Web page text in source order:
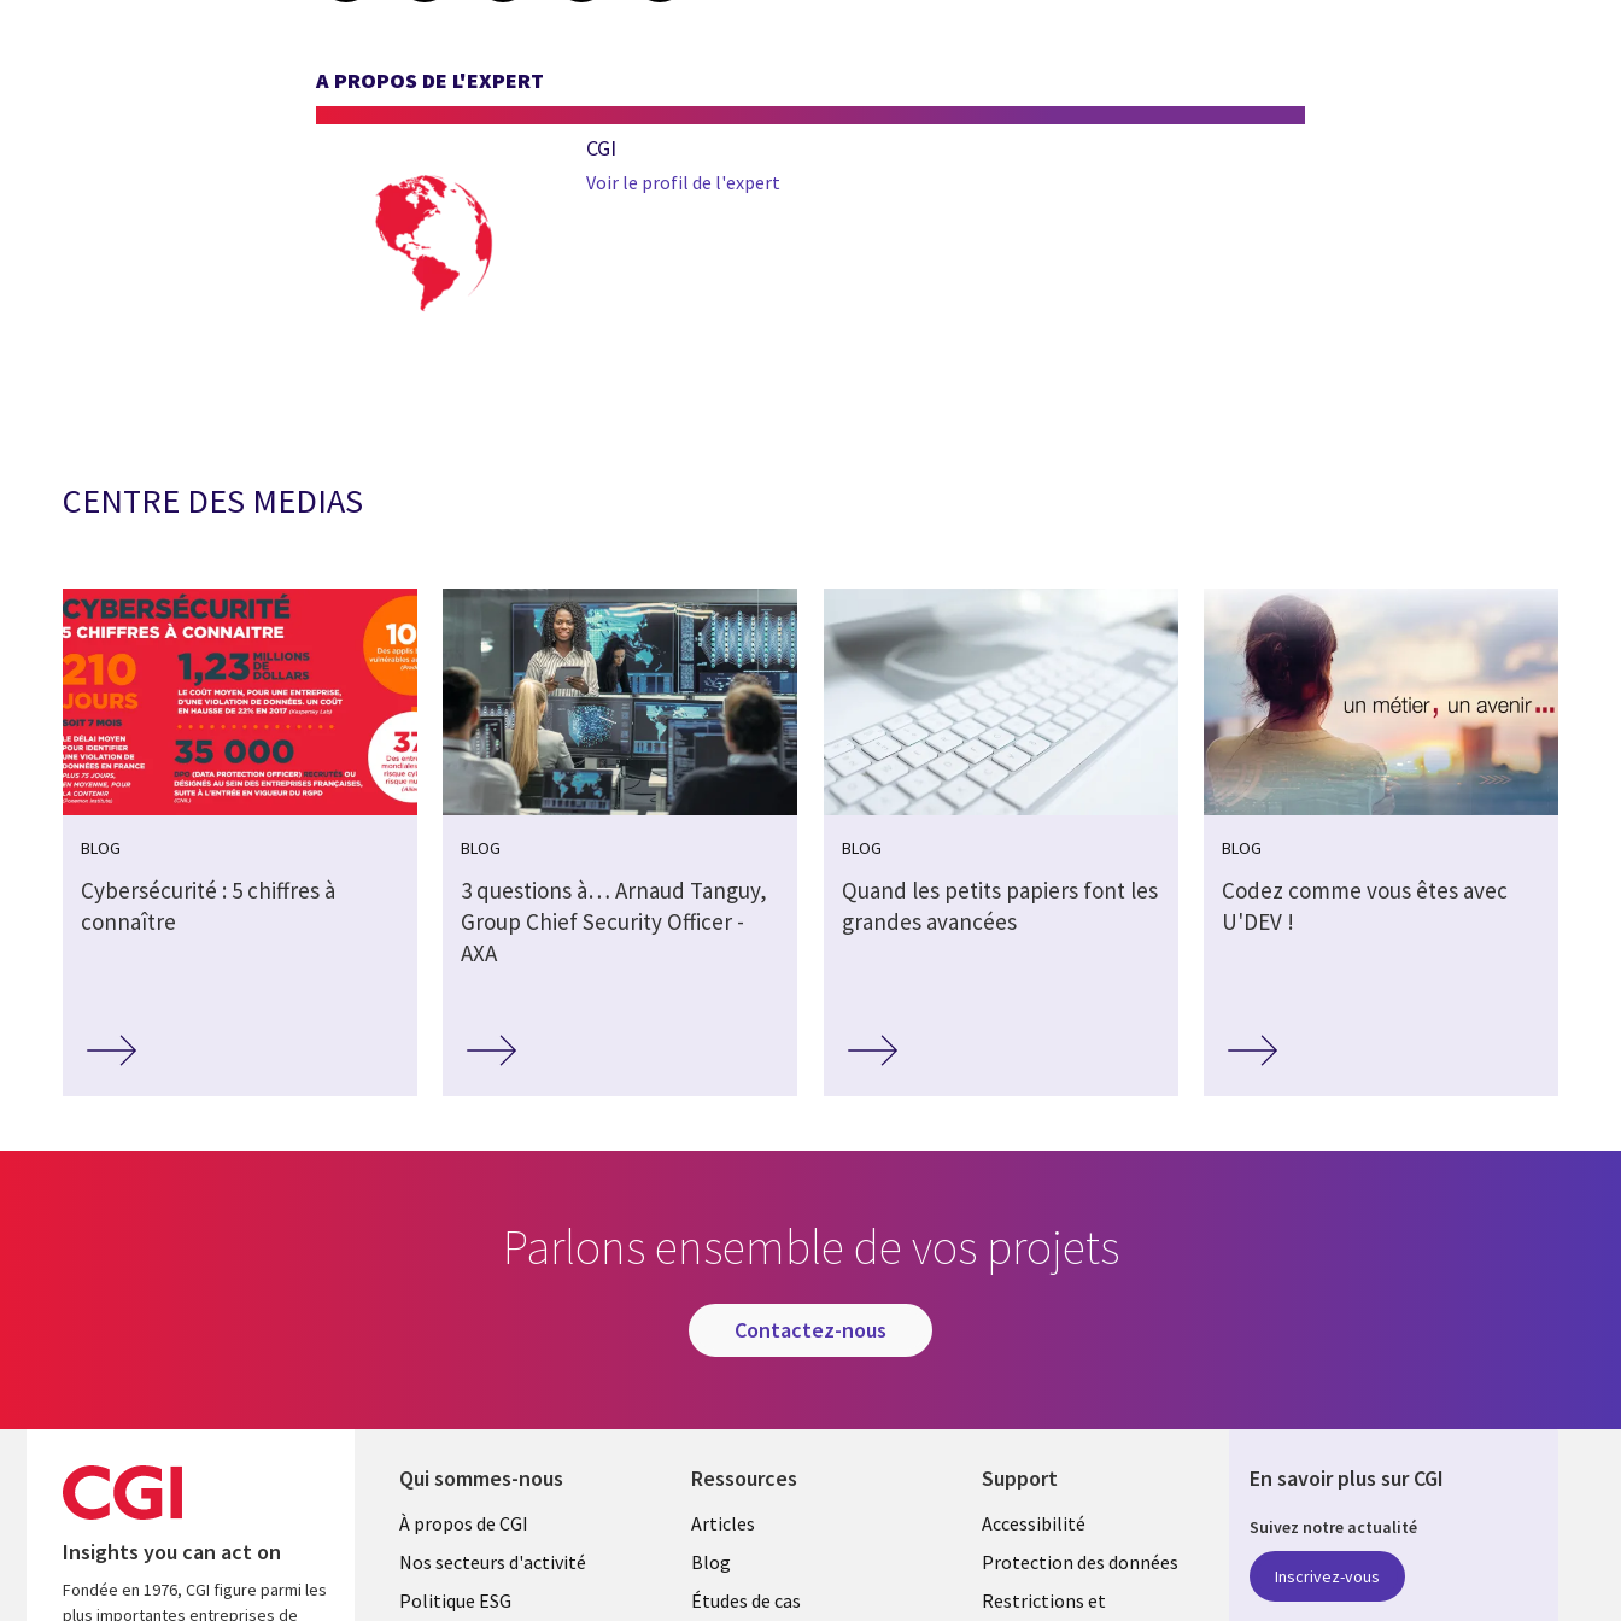
A PROPOS DE L'EXPERT
CGI
Voir le profil de l'expert
CENTRE DES MEDIAS
BLOG
Cybersécurité : 5 chiffres à
connaître
BLOG
3 questions à… Arnaud Tanguy,
Group Chief Security Officer -
AXA
BLOG
Quand les petits papiers font les
grandes avancées
BLOG
Codez comme vous êtes avec
U'DEV !
Parlons ensemble de vos projets
contactez-nous
Insights you can act on
Fondée en 1976, CGI figure parmi les
plus importantes entreprises de
Qui sommes-nous
Useful
links
FRANCE
À propos de CGI
Nos secteurs d'activité
Politique ESG
Ressources
Library
Links
FRANCE
Articles
Blog
Études de cas
Support
Legal
FRANCE
Accessibilité
Protection des données
Restrictions et
En savoir plus sur CGI
Suivez notre actualité
Inscrivez-vous